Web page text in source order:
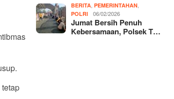
BERITA,PEMERINTAHAN,
POLRI 06/02/2026
Jumat Bersih Penuh
Kebersamaan, Polsek T…